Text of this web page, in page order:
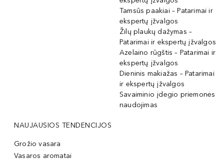
Tamsūs paakiai – Patarimai ir
ekspertų įžvalgos
Žilų plaukų dažymas –
Patarimai ir ekspertų įžvalgos
Azelaino rūgštis – Patarimai ir
ekspertų įžvalgos
Dieninis makiažas – Patarimai
ir ekspertų įžvalgos
Savaiminio įdegio priemonės
naudojimas
NAUJAUSIOS TENDENCIJOS
Grožio vasara
Vasaros aromatai